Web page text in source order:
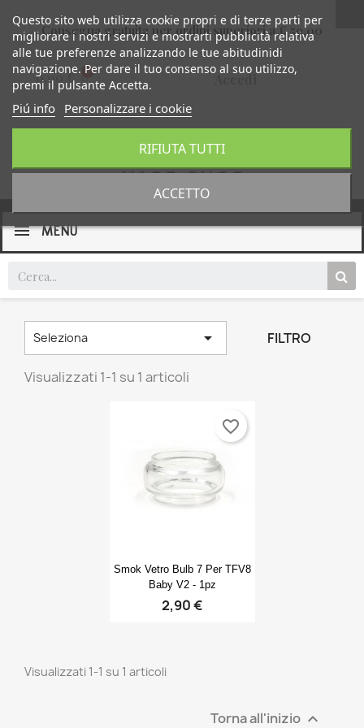
Consegna gratuita per ordini superiori a € 59,00
0,00 €
MENU
Seleziona  FILTRO
Visualizzati 1-1 su 1 articoli
Anteprima
Smok Vetro Bulb 7 Per TFV8
Baby V2 - 1pz
2,90 €
favorite_border
Visualizzati 1-1 su 1 articoli
Torna all'inizio 
Questo sito web utilizza cookie propri e di terze parti per
migliorare i nostri servizi e mostrarti pubblicità relativa
alle tue preferenze analizzando le tue abitudinidi
navigazione. Per dare il tuo consenso al suo utilizzo,
premi il pulsante Accetta.
Piú info Personalizzare i cookie
RIFIUTA TUTTI
ACCETTO